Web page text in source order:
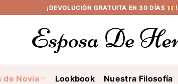
¡DEVOLUCIÓN GRATUITA EN 30 DÍAS !
de Novia Lookbook Nuestra Filosofía